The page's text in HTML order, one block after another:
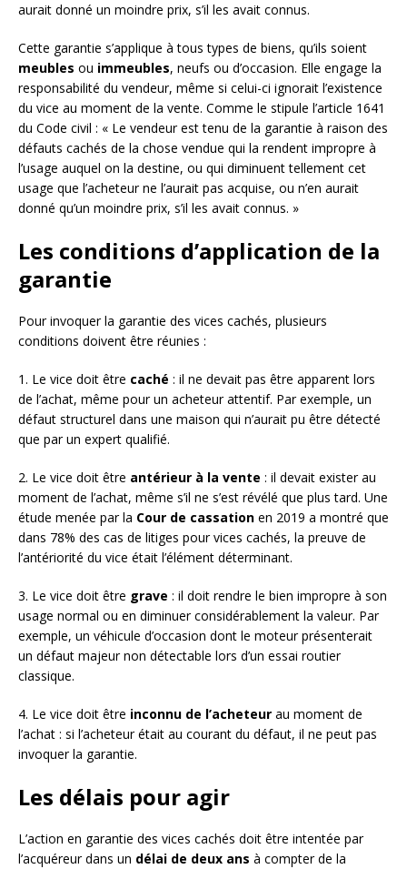
aurait donné un moindre prix, s’il les avait connus.
Cette garantie s’applique à tous types de biens, qu’ils soient
meubles ou immeubles, neufs ou d’occasion. Elle engage la
responsabilité du vendeur, même si celui-ci ignorait l’existence
du vice au moment de la vente. Comme le stipule l’article 1641
du Code civil : « Le vendeur est tenu de la garantie à raison des
défauts cachés de la chose vendue qui la rendent impropre à
l’usage auquel on la destine, ou qui diminuent tellement cet
usage que l’acheteur ne l’aurait pas acquise, ou n’en aurait
donné qu’un moindre prix, s’il les avait connus. »
Les conditions d’application de la
garantie
Pour invoquer la garantie des vices cachés, plusieurs
conditions doivent être réunies :
1. Le vice doit être caché : il ne devait pas être apparent lors
de l’achat, même pour un acheteur attentif. Par exemple, un
défaut structurel dans une maison qui n’aurait pu être détecté
que par un expert qualifié.
2. Le vice doit être antérieur à la vente : il devait exister au
moment de l’achat, même s’il ne s’est révélé que plus tard. Une
étude menée par la Cour de cassation en 2019 a montré que
dans 78% des cas de litiges pour vices cachés, la preuve de
l’antériorité du vice était l’élément déterminant.
3. Le vice doit être grave : il doit rendre le bien impropre à son
usage normal ou en diminuer considérablement la valeur. Par
exemple, un véhicule d’occasion dont le moteur présenterait
un défaut majeur non détectable lors d’un essai routier
classique.
4. Le vice doit être inconnu de l’acheteur au moment de
l’achat : si l’acheteur était au courant du défaut, il ne peut pas
invoquer la garantie.
Les délais pour agir
L’action en garantie des vices cachés doit être intentée par
l’acquéreur dans un délai de deux ans à compter de la